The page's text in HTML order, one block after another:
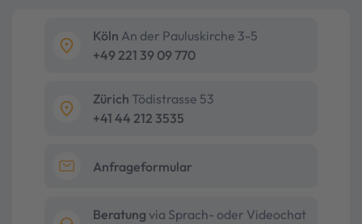
Köln An der Pauluskirche 3-5
+49 221 39 09 770
Zürich Tödistrasse 53
+41 44 212 3535
Anfrageformular
Beratung via Sprach- oder Videochat